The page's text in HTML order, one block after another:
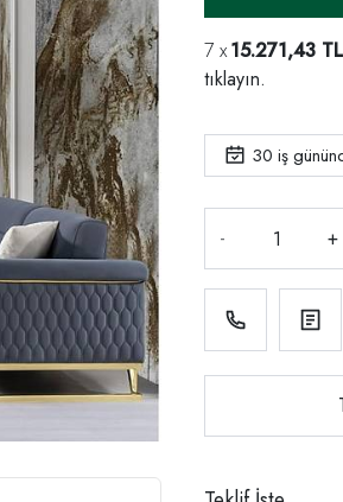
15.271,43 TL
tıklayın.
30 iş
- +